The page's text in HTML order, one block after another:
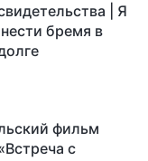
| Я
бремя в
фильм
с